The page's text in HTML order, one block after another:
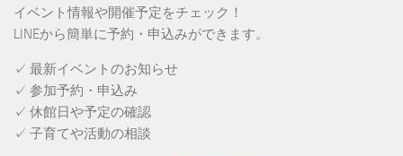
イベント情報や開催予定をチェック！
LINEから簡単に予約・申込みができます。
✓ 最新イベントのお知らせ
✓ 参加予約・申込み
✓ 休館日や予定の確認
✓ 子育てや活動の相談